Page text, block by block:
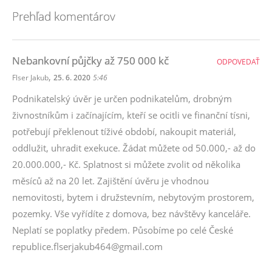
Prehľad komentárov
Nebankovní půjčky až 750 000 kč
Flser Jakub, 25. 6. 2020 5:46
Podnikatelský úvěr je určen podnikatelům, drobným
živnostníkům i začínajícím, kteří se ocitli ve finanční tísni,
potřebují překlenout tíživé období, nakoupit materiál,
oddlužit, uhradit exekuce. Žádat můžete od 50.000,- až do
20.000.000,- Kč. Splatnost si můžete zvolit od několika
měsíců až na 20 let. Zajištění úvěru je vhodnou
nemovitosti, bytem i družstevním, nebytovým prostorem,
pozemky. Vše vyřídíte z domova, bez návštěvy kanceláře.
Neplatí se poplatky předem. Působíme po celé České
republice.flserjakub464@gmail.com
ODPOVEDAŤ